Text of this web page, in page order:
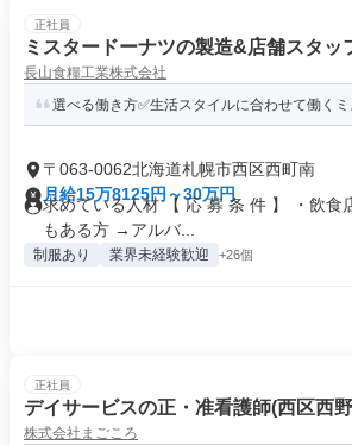
正社員
ミスタードーナツの製造&店舗スタッ
長山食糧工業株式会社
選べる働き方✅生活スタイルに合わせて働くミ
〒063-0062北海道札幌市西区西町南
月給15万8125円～30万円
求めている人材 【 応 募 条 件 】 ・飲食
もある方 →アルバ...
制服あり 業界未経験歓迎 +26個
正社員
デイサービスの正・准看護師(西区西
株式会社まごころ